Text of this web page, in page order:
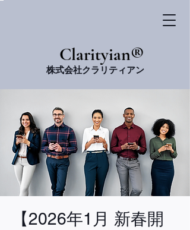
​Clarityian®
株式会社クラリティアン
【2026年1月 新春開